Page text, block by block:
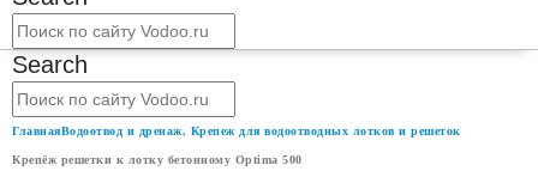
Search
ГлавнаяВодоотвод и дренаж, Крепеж для водоотводных лотков и решеток
Крепёж решетки к лотку бетонному Optima 500